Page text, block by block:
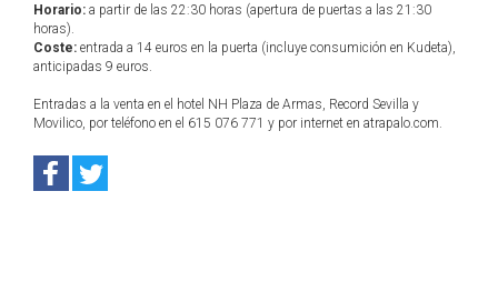
Horario: a partir de las 22:30 horas (apertura de puertas a las 21:30
horas).
Coste: entrada a 14 euros en la puerta (incluye consumición en Kudeta),
anticipadas 9 euros.
Entradas a la venta en el hotel NH Plaza de Armas, Record Sevilla y
Movilico, por teléfono en el 615 076 771 y por internet en atrapalo.com.